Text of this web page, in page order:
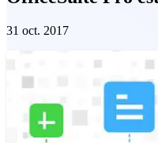
31 oct. 2017